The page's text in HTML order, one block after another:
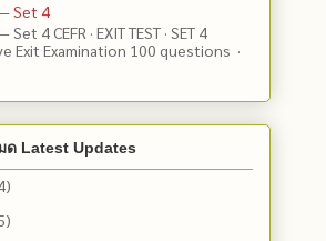
Set 4
4 CEFR · EXIT TEST · SET 4
Exit Examination 100 questions ·
ด Latest Updates